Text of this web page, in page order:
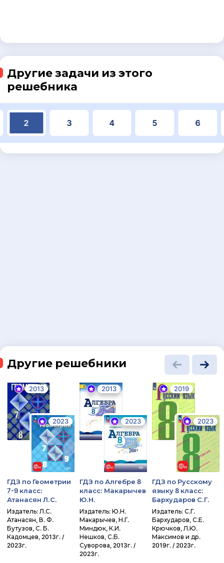
Другие задачи из этого
решебника
2 3 4 5 6
Другие решебники
2013
2023
ГДЗ по Геометрии
7-9 класс:
Атанасян Л.С.
Издатель: Л.С.
Атанасян, В. Ф.
Бутузов, С. Б.
Кадомцев, 2013г. /
2023г.
2013
2023
ГДЗ по Алгебре 8
класс: Макарычев
Ю.Н.
Издатель: Ю.Н.
Макарычев, Н.Г.
Миндюк, К.И.
Нешков, С.Б.
Суворова, 2013г. /
2023г.
2019
2023
ГДЗ по Русскому
языку 8 класс:
Бархударов С.Г.
Издатель: С.Г.
Бархударов, С.Е.
Крючков, Л.Ю.
Максимов и др.
2019г. / 2023г.